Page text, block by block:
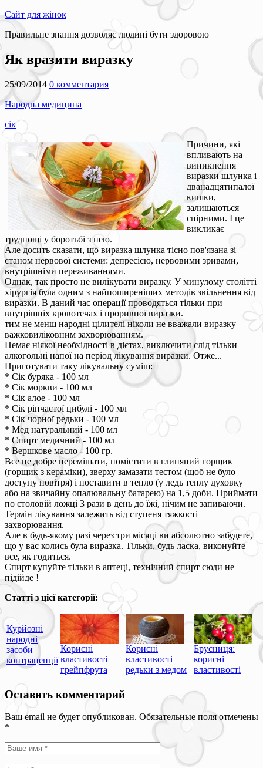
Сайт для жінок
Правильне знання дозволяє людині бути здоровою
Як вразити виразку
25/09/2014 0 комментария
Народна медицина
сік
Причини, які
впливають на
виникнення
виразки шлунка і
дванадцятипалої
кишки,
залишаються
спірними. І це
викликає
труднощі у боротьбі з нею.
Але досить сказати, що виразка шлунка тісно пов'язана зі
станом нервової системи: депресією, нервовими зривами,
внутрішніми переживаннями.
Однак, так просто не вилікувати виразку. У минулому столітті
хірургія була одним з найпоширеніших методів звільнення від
виразки. В даний час операції проводяться тільки при
внутрішніх кровотечах і проривної виразки.
тим не менш народні цілителі ніколи не вважали виразку
важковиліковним захворюванням.
Немає ніякої необхідності в дієтах, виключити слід тільки
алкогольні напої на період лікування виразки. Отже...
Приготувати таку лікувальну суміш:
* Сік буряка - 100 мл
* Сік моркви - 100 мл
* Сік алое - 100 мл
* Сік ріпчастої цибулі - 100 мл
* Сік чорної редьки - 100 мл
* Мед натуральний - 100 мл
* Спирт медичний - 100 мл
* Вершкове масло - 100 гр.
Все це добре перемішати, помістити в глиняний горщик
(горщик з кераміки), зверху замазати тестом (щоб не було
доступу повітря) і поставити в тепло (у ледь теплу духовку
або на звичайну опалювальну батарею) на 1,5 доби. Приймати
по столовій ложці 3 рази в день до їжі, нічим не запиваючи.
Термін лікування залежить від ступеня тяжкості
захворювання.
Але в будь-якому разі через три місяці ви абсолютно забудете,
що у вас колись була виразка. Тільки, будь ласка, виконуйте
все, як годиться.
Спирт купуйте тільки в аптеці, технічний спирт сюди не
підійде !
Статті з цієї категорії:
Курйозні
народні
засоби
контрацепції
Корисні
властивості
грейпфрута
Корисні
властивості
редьки з медом
Брусниця:
корисні
властивості
Оставить комментарий
Ваш email не будет опубликован. Обязательные поля отмечены
*